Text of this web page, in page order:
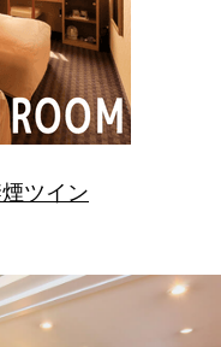
ツイン